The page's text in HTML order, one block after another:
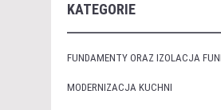
KATEGORIE
FUNDAMENTY ORAZ IZOLACJA
MODERNIZACJA KUCHNI